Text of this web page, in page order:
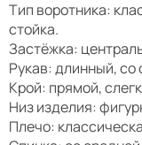
Тип воротника:
стойка.
Застёжка:
Рукав: длинный,
Крой: прямой,
Низ изделия:
Плечо: